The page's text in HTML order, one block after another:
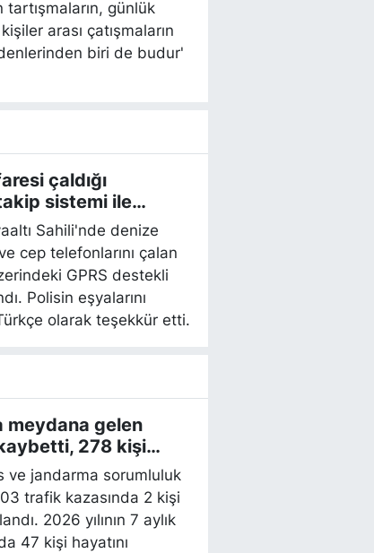
günlük
arası çatışmaların
biri de budur'
çaldığı
sistemi ile
Sahili'nde denize
cep telefonlarını çalan
GPRS destekli
Polisin eşyalarını
olarak teşekkür etti.
meydana gelen
278 kişi
ve jandarma sorumluluk
trafik kazasında 2 kişi
2026 yılının 7 aylık
47 kişi hayatını